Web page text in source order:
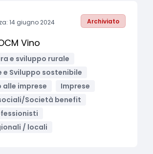
14 giugno 2024 Archiviato
Vino
e sviluppo rurale
e Sviluppo sostenibile
alle imprese
Imprese
Società benefit
/ locali